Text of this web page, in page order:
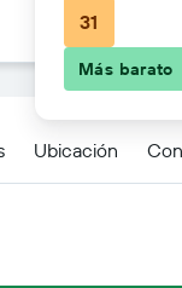
Ubicación
31
Más barato